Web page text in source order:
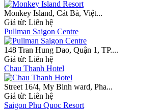
Monkey Island, Cát Bà, Việt...
Giá từ: Liên hệ
Pullman Saigon Centre
148 Tran Hung Dao, Quận 1, TP....
Giá từ: Liên hệ
Chau Thanh Hotel
Street 16/4, My Binh ward, Pha...
Giá từ: Liên hệ
Saigon Phu Quoc Resort